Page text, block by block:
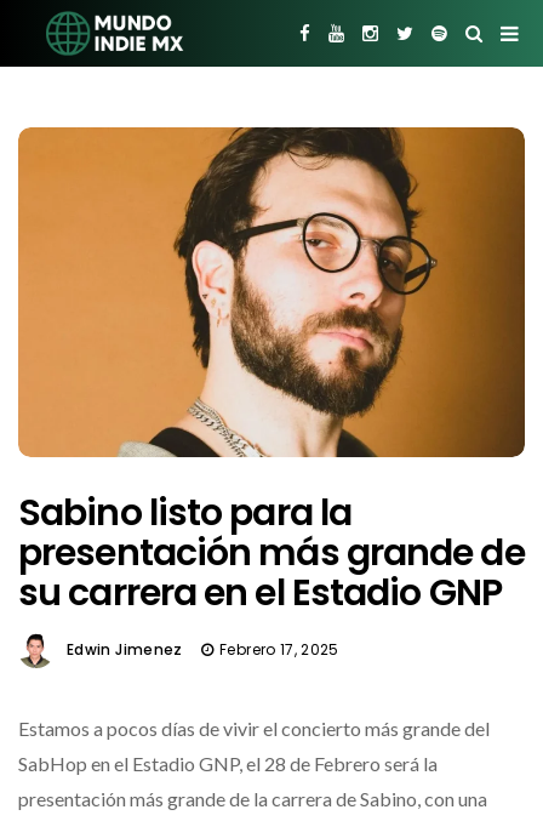
Sabino listo para la
presentación más grande de
su carrera en el Estadio GNP
Edwin Jimenez Febrero 17, 2025
Estamos a pocos días de vivir el concierto más grande del
SabHop en el Estadio GNP, el 28 de Febrero será la
presentación más grande de la carrera de Sabino, con una